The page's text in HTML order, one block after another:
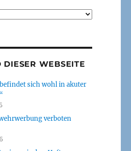
DIESER WEBSEITE
sich wohl in akuter
verboten